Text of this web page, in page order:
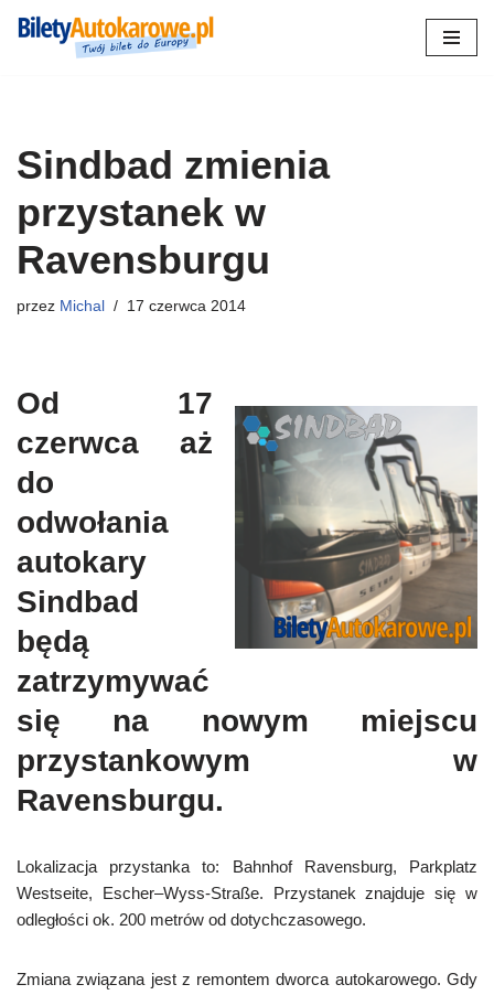
Sindbad zmienia
przystanek w
Ravensburgu
przez Michal 17 czerwca 2014
Od 17
czerwca aż
do
odwołania
autokary
Sindbad
będą
zatrzymywać
się na nowym miejscu
przystankowym w
Ravensburgu.
Lokalizacja przystanka to: Bahnhof Ravensburg, Parkplatz
Westseite, Escher–Wyss-Straße. Przystanek znajduje się w
odległości ok. 200 metrów od dotychczasowego.
Zmiana związana jest z remontem dworca autokarowego. Gdy